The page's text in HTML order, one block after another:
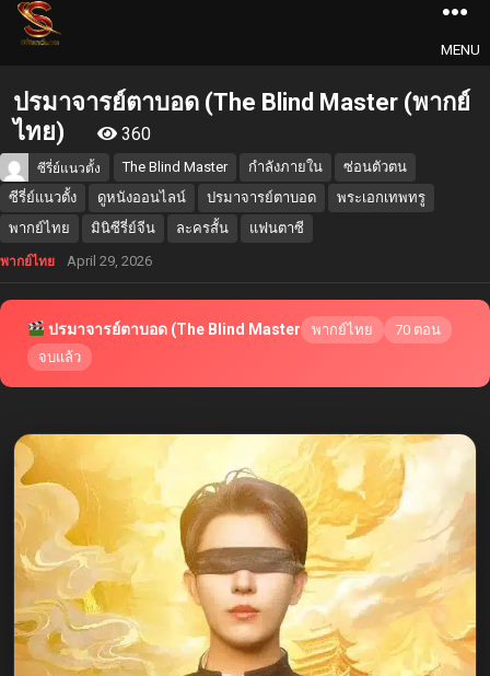
MENU
ปรมาจารย์ตาบอด (The Blind Master (พากย์
ไทย)
360
ซีรี่ย์แนวตั้ง The Blind Master กำลังภายใน
ซ่อนตัวตน
ซีรี่ย์แนวตั้ง
ดูหนังออนไลน์ ปรมาจารย์ตาบอด
พระเอกเทพทรู
พากย์ไทย
มินิซีรี่ย์จีน ละครสั้น แฟนตาซี
พากย์ไทย April 29, 2026
ปรมาจารย์ตาบอด (The Blind Master พากย์ไทย
70 ตอน
จบแล้ว